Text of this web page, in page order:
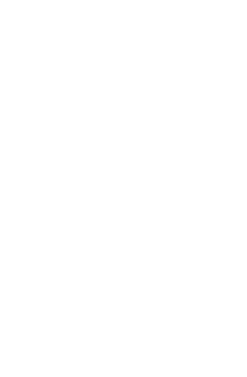
：NT$380.。